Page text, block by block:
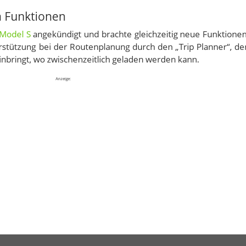
Funktionen
Sangekündigt und brachte gleichzeitig neue
bei der Routenplanung durch den „Trip Planner“,
wo zwischenzeitlich geladen werden kann.
Anzeige: